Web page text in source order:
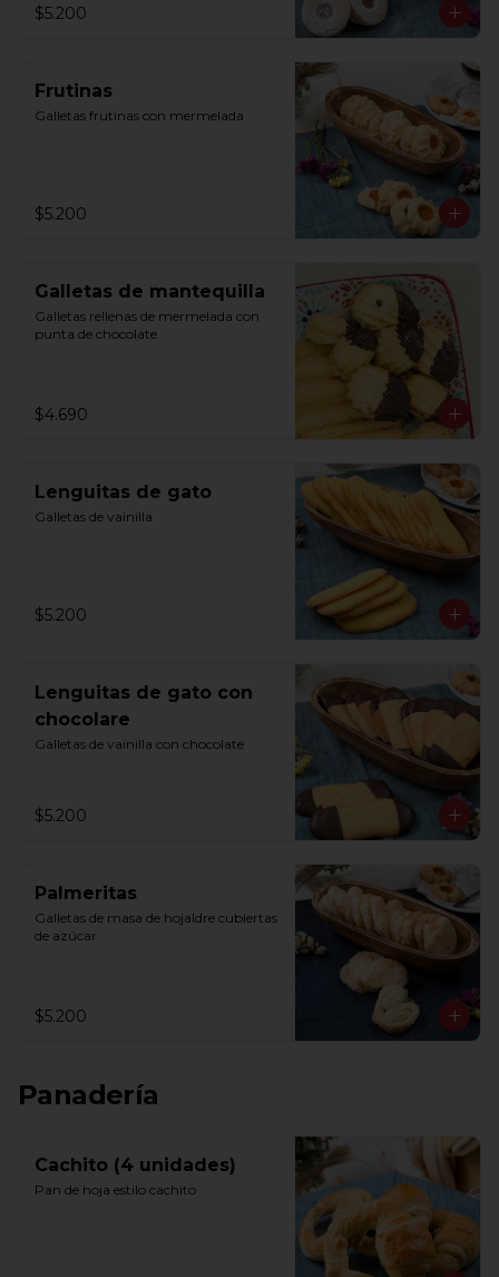
$5.200
Frutinas
Galletas frutinas con mermelada
$5.200
Galletas de mantequilla
Galletas rellenas de mermelada con
punta de chocolate
$4.690
Lenguitas de gato
Galletas de vainilla
$5.200
Lenguitas de gato con
chocolare
Galletas de vainilla con chocolate
$5.200
Palmeritas
Galletas de masa de hojaldre cubiertas
de azúcar
$5.200
Panadería
Cachito (4 unidades)
Pan de hoja estilo cachito